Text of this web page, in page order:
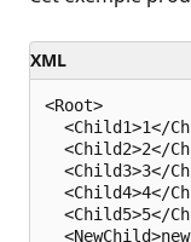
XML
<Root>
<Child1>1</
<Child2>2</
<Child3>3</
<Child4>4</
<Child5>5</